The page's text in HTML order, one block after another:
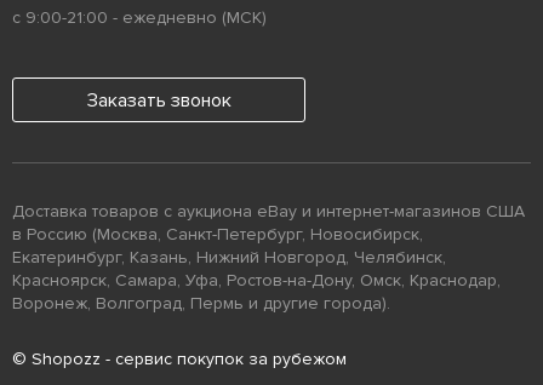
с 9:00-21:00 - ежедневно (МСК)
Заказать звонок
Доставка товаров с аукциона eBay и интернет-магазинов США
в Россию (Москва, Санкт-Петербург, Новосибирск,
Екатеринбург, Казань, Нижний Новгород, Челябинск,
Красноярск, Самара, Уфа, Ростов-на-Дону, Омск, Краснодар,
Воронеж, Волгоград, Пермь и другие города).
© Shopozz - сервис покупок за рубежом